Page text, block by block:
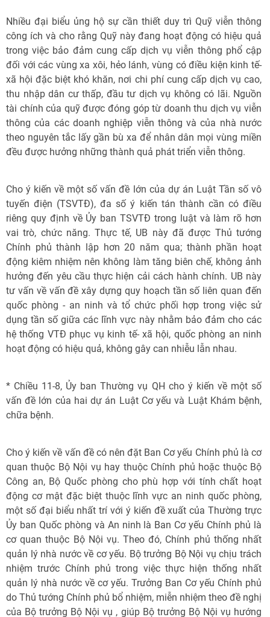
Nhiều đại biểu ủng hộ sự cần thiết duy trì Quỹ viễn thông
công ích và cho rằng Quỹ này đang hoạt động có hiệu quả
trong việc bảo đảm cung cấp dịch vụ viễn thông phổ cập
đối với các vùng xa xôi, hẻo lánh, vùng có điều kiện kinh tế-
xã hội đặc biệt khó khăn, nơi chi phí cung cấp dịch vụ cao,
thu nhập dân cư thấp, đầu tư dịch vụ không có lãi. Nguồn
tài chính của quỹ được đóng góp từ doanh thu dịch vụ viễn
thông của các doanh nghiệp viễn thông và của nhà nước
theo nguyên tắc lấy gần bù xa để nhân dân mọi vùng miền
đều được hưởng những thành quả phát triển viễn thông.
Cho ý kiến về một số vấn đề lớn của dự án Luật Tần số vô
tuyến điện (TSVTĐ), đa số ý kiến tán thành cần có điều
riêng quy định về Ủy ban TSVTĐ trong luật và làm rõ hơn
vai trò, chức năng. Thực tế, UB này đã được Thủ tướng
Chính phủ thành lập hơn 20 năm qua; thành phần hoạt
động kiêm nhiệm nên không làm tăng biên chế, không ảnh
hưởng đến yêu cầu thực hiện cải cách hành chính. UB này
tư vấn về vấn đề xây dựng quy hoạch tần số liên quan đến
quốc phòng - an ninh và tổ chức phối hợp trong việc sử
dụng tần số giữa các lĩnh vực này nhằm bảo đảm cho các
hệ thống VTĐ phục vụ kinh tế- xã hội, quốc phòng an ninh
hoạt động có hiệu quả, không gây can nhiễu lẫn nhau.
* Chiều 11-8, Ủy ban Thường vụ QH cho ý kiến về một số
vấn đề lớn của hai dự án Luật Cơ yếu và Luật Khám bệnh,
chữa bệnh.
Cho ý kiến về vấn đề có nên đặt Ban Cơ yếu Chính phủ là cơ
quan thuộc Bộ Nội vụ hay thuộc Chính phủ hoặc thuộc Bộ
Công an, Bộ Quốc phòng cho phù hợp với tính chất hoạt
động cơ mật đặc biệt thuộc lĩnh vực an ninh quốc phòng,
một số đại biểu nhất trí với ý kiến đề xuất của Thường trực
Ủy ban Quốc phòng và An ninh là Ban Cơ yếu Chính phủ là
cơ quan thuộc Bộ Nội vụ. Theo đó, Chính phủ thống nhất
quản lý nhà nước về cơ yếu. Bộ trưởng Bộ Nội vụ chịu trách
nhiệm trước Chính phủ trong việc thực hiện thống nhất
quản lý nhà nước về cơ yếu. Trưởng Ban Cơ yếu Chính phủ
do Thủ tướng Chính phủ bổ nhiệm, miễn nhiệm theo đề nghị
của Bộ trưởng Bộ Nội vụ , giúp Bộ trưởng Bộ Nội vụ hướng